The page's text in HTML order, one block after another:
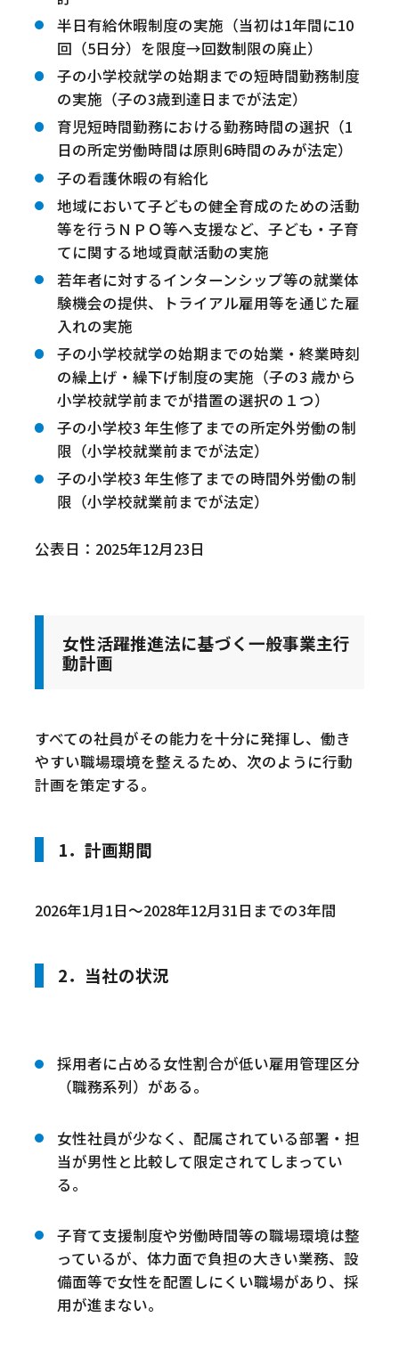
半日有給休暇制度の実施（当初は1年間に10
回（5日分）を限度→回数制限の廃止）
子の小学校就学の始期までの短時間勤務制度
の実施（子の3歳到達日までが法定）
育児短時間勤務における勤務時間の選択（1
日の所定労働時間は原則6時間のみが法定）
子の看護休暇の有給化
地域において子どもの健全育成のための活動
等を行うＮＰＯ等へ支援など、子ども・子育
てに関する地域貢献活動の実施
若年者に対するインターンシップ等の就業体
験機会の提供、トライアル雇用等を通じた雇
入れの実施
子の小学校就学の始期までの始業・終業時刻
の繰上げ・繰下げ制度の実施（子の3 歳から
小学校就学前までが措置の選択の１つ）
子の小学校3 年生修了までの所定外労働の制
限（小学校就業前までが法定）
子の小学校3 年生修了までの時間外労働の制
限（小学校就業前までが法定）
公表日：2025年12月23日
女性活躍推進法に基づく一般事業主行
動計画
すべての社員がその能力を十分に発揮し、働き
やすい職場環境を整えるため、次のように行動
計画を策定する。
1．計画期間
2026年1月1日～2028年12月31日までの3年間
2．当社の状況
採用者に占める女性割合が低い雇用管理区分
（職務系列）がある。
女性社員が少なく、配属されている部署・担
当が男性と比較して限定されてしまってい
る。
子育て支援制度や労働時間等の職場環境は整
っているが、体力面で負担の大きい業務、設
備面等で女性を配置しにくい職場があり、採
用が進まない。